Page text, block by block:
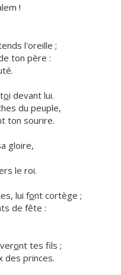
!
l'oreille ;
ton père :
oi devant lui.
du peuple,
ton sourire.
gloire,
le roi.
lui font cortège ;
de fête :
ont tes fils ;
des princes.